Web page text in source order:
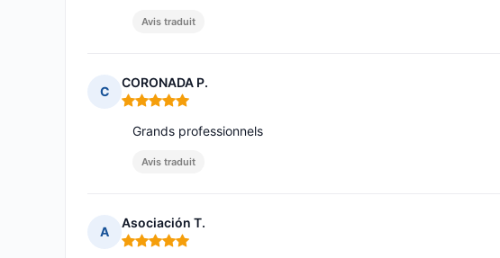
Avis traduit
C
CORONADA P.
Note : 5 sur 5
Grands professionnels
Avis traduit
A
Asociación T.
Note : 5 sur 5